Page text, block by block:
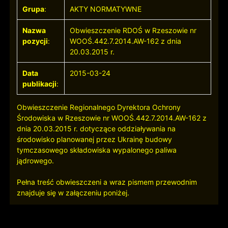
Grupa: AKTY NORMATYWNE
Nazwa
pozycji:
Obwieszczenie RDOŚ w Rzeszowie nr
WOOŚ.442.7.2014.AW-162 z dnia
20.03.2015 r.
Data
publikacji:
2015-03-24
Obwieszczenie Regionalnego Dyrektora Ochrony
Środowiska w Rzeszowie nr WOOŚ.442.7.2014.AW-162 z
dnia 20.03.2015 r. dotyczące oddziaływania na
środowisko planowanej przez Ukrainę budowy
tymczasowego składowiska wypalonego paliwa
jądrowego.
Pełna treść obwieszczeni a wraz pismem przewodnim
znajduje się w załączeniu poniżej.